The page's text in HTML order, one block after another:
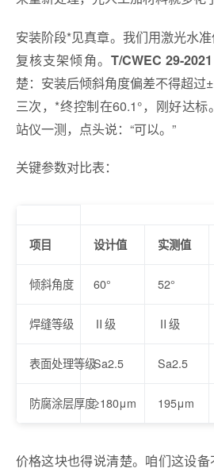
安装阶段*见真章。我们用激光水
复核支架倾角。 T/CWEC 29-2021
楚：安装后倾斜角度偏差不得超过
三次，*终控制在60.1°，刚好达
站仪一测，点头说：“可以。”
关键参数对比表：
项目 设计值 实测值
倾斜角度 60° 52°
焊缝等级 Ⅱ级 Ⅱ级
表面处理等级Sa2.5 Sa2.5
防腐涂层厚度≥180μm 195μm
价格这块也得说清楚。咱们这设